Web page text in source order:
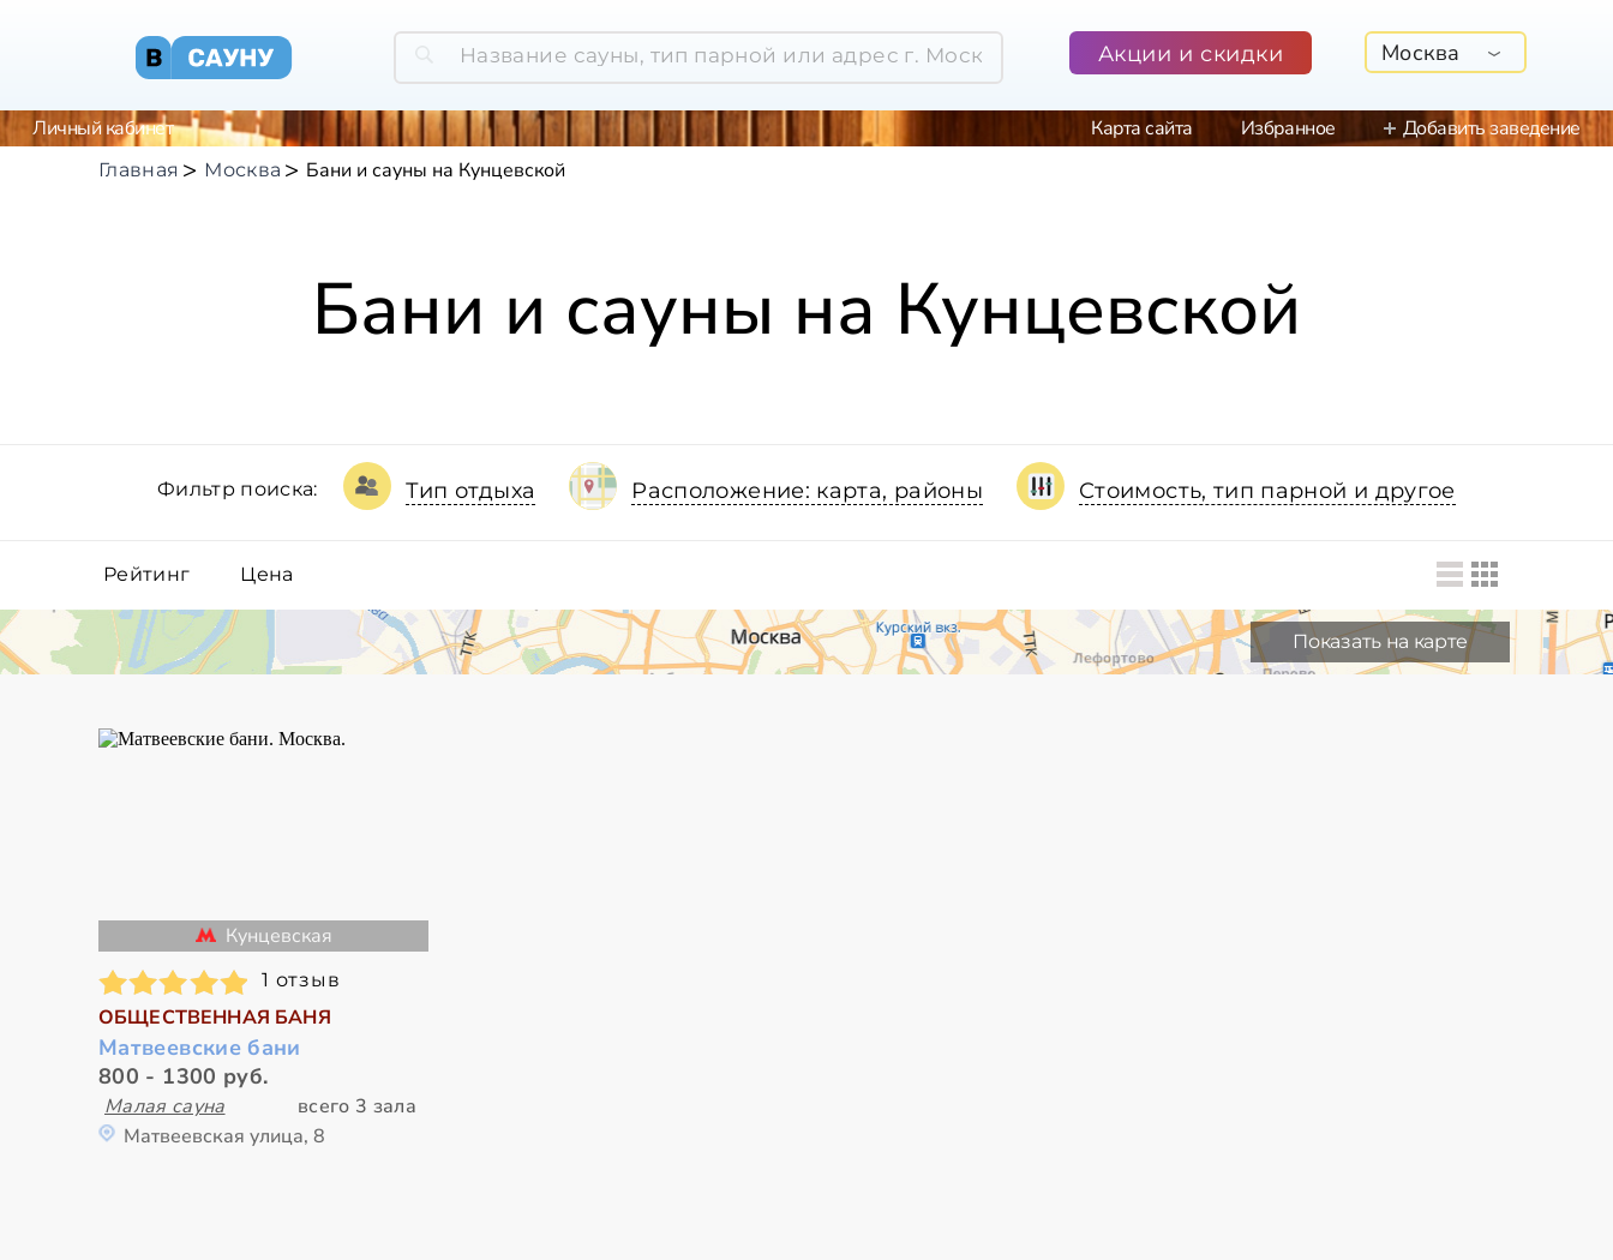
Акции и скидки Москва
Личный кабинет Карта сайта Избранное Добавить заведение
Главная Москва Бани и сауны на Кунцевской
Бани и сауны на Кунцевской
Фильтр поиска: Тип отдыха Расположение: карта, районы Стоимость, тип парной и другое
Рейтинг Цена
Показать на карте
Кунцевская
1 отзыв
ОБЩЕСТВЕННАЯ БАНЯ
Матвеевские бани
800 - 1300 руб.
Малая сауна
всего 3 зала
Матвеевская улица, 8